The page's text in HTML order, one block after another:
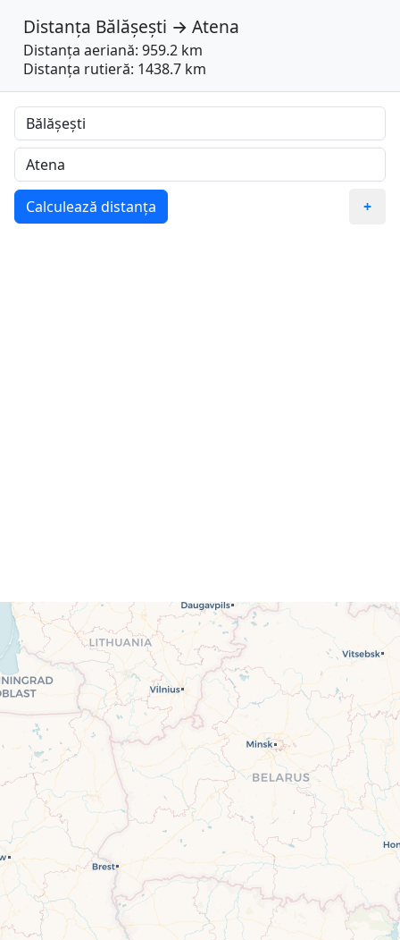
Distanța Bălășești → Atena
Distanța aeriană: 959.2 km
Distanța rutieră: 1438.7 km
Calculează distanța +